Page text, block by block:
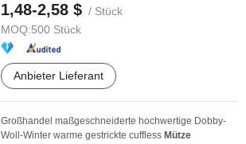
1,48-2,58 $ / Stück
MOQ:500 Stück
Anbieter Lieferant
Großhandel maßgeschneiderte hochwertige Dobby-
Woll-Winter warme gestrickte cuffless Mütze